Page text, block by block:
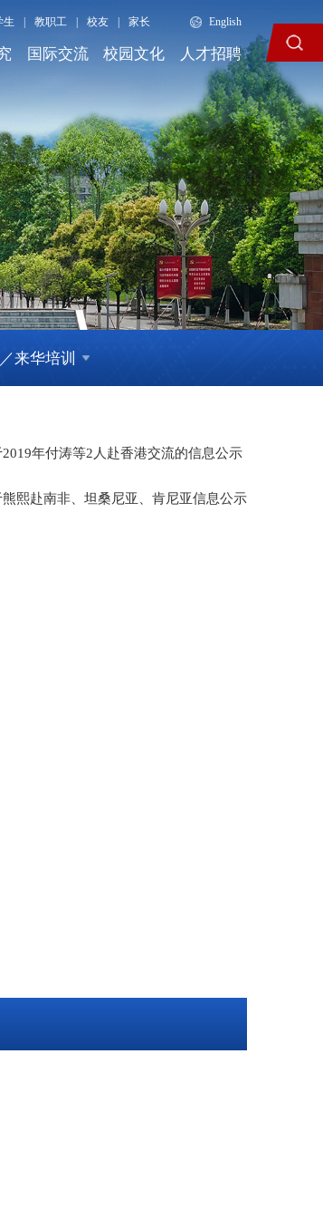
生 教职工 校友 家长 English
国际交流 校园文化 人才招聘
来华培训
2019年付涛等2人赴香港交流的信息公示
熊熙赴南非、坦桑尼亚、肯尼亚信息公示